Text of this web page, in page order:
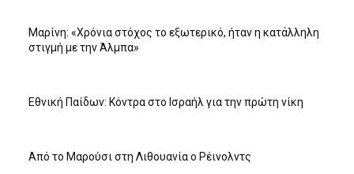
Μαρίνη: «Χρόνια στόχος το εξωτερικό, ήταν η κατάλληλη
στιγμή με την Άλμπα»
Εθνική Παίδων: Κόντρα στο Ισραήλ για την πρώτη νίκη
Από το Μαρούσι στη Λιθουανία ο Ρέινολντς